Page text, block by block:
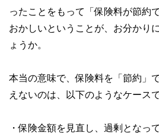
ったことをもって「保険料が節約
おかしいということが、お分かり
ょうか。
本当の意味で、保険料を「節約」
えないのは、以下のようなケースで
・保険金額を見直し、過剰となっ